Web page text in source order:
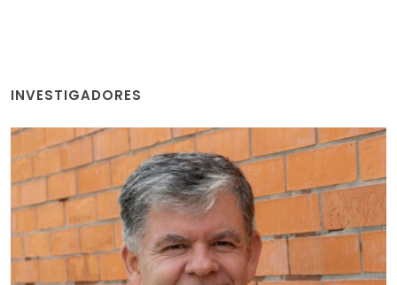
INVESTIGADORES